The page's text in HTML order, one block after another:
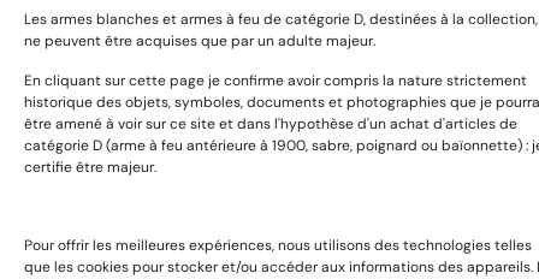
Les armes blanches et armes à feu de catégorie D, destinées à la collection,
ne peuvent être acquises que par un adulte majeur.
En cliquant sur cette page je confirme avoir compris la nature strictement
historique des objets, symboles, documents et photographies que je
être amené à voir sur ce site et dans l'hypothèse d'un achat d'articles de
catégorie D (arme à feu antérieure à 1900, sabre, poignard ou baïonnette) :
certifie être majeur.
Pour offrir les meilleures expériences, nous utilisons des technologies telles
que les cookies pour stocker et/ou accéder aux informations des appareils.
Boutique
Expositions & Evénements
Contact
Copyright © 2025 GaillardAvant Collections, Tous droits